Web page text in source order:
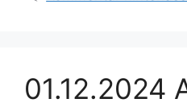
01.12.2024